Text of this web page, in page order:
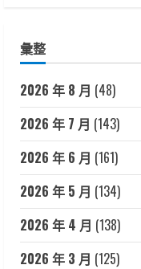
彙整
2026 年 8 月 (48)
2026 年 7 月 (143)
2026 年 6 月 (161)
2026 年 5 月 (134)
2026 年 4 月 (138)
2026 年 3 月 (125)